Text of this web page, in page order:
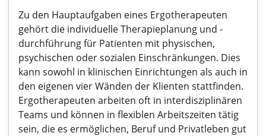
Zu den Hauptaufgaben eines Ergotherapeuten
gehört die individuelle Therapieplanung und -
durchführung für Patienten mit physischen,
psychischen oder sozialen Einschränkungen. Dies
kann sowohl in klinischen Einrichtungen als auch in
den eigenen vier Wänden der Klienten stattfinden.
Ergotherapeuten arbeiten oft in interdisziplinären
Teams und können in flexiblen Arbeitszeiten tätig
sein, die es ermöglichen, Beruf und Privatleben gut